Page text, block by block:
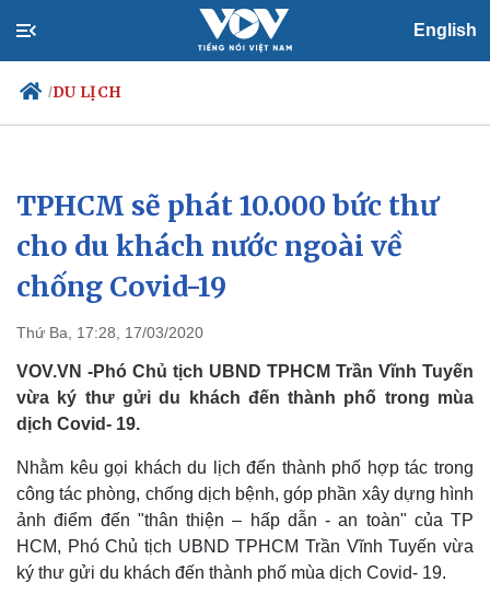
English
/DU LỊCH
Chính trị
Đảng
Tổ chức nhân sự
Quốc hội
Nhận diện sự thật
Xã hội
Dự báo thời tiết
TPHCM sẽ phát 10.000 bức thư
cho du khách nước ngoài về
chống Covid-19
Thứ Ba, 17:28, 17/03/2020
VOV.VN -Phó Chủ tịch UBND TPHCM Trần Vĩnh Tuyến
vừa ký thư gửi du khách đến thành phố trong mùa
dịch Covid- 19.
Nhằm kêu gọi khách du lịch đến thành phố hợp tác trong
công tác phòng, chống dịch bệnh, góp phần xây dựng hình
ảnh điểm đến "thân thiện – hấp dẫn - an toàn" của TP
HCM, Phó Chủ tịch UBND TPHCM Trần Vĩnh Tuyến vừa
ký thư gửi du khách đến thành phố mùa dịch Covid- 19.